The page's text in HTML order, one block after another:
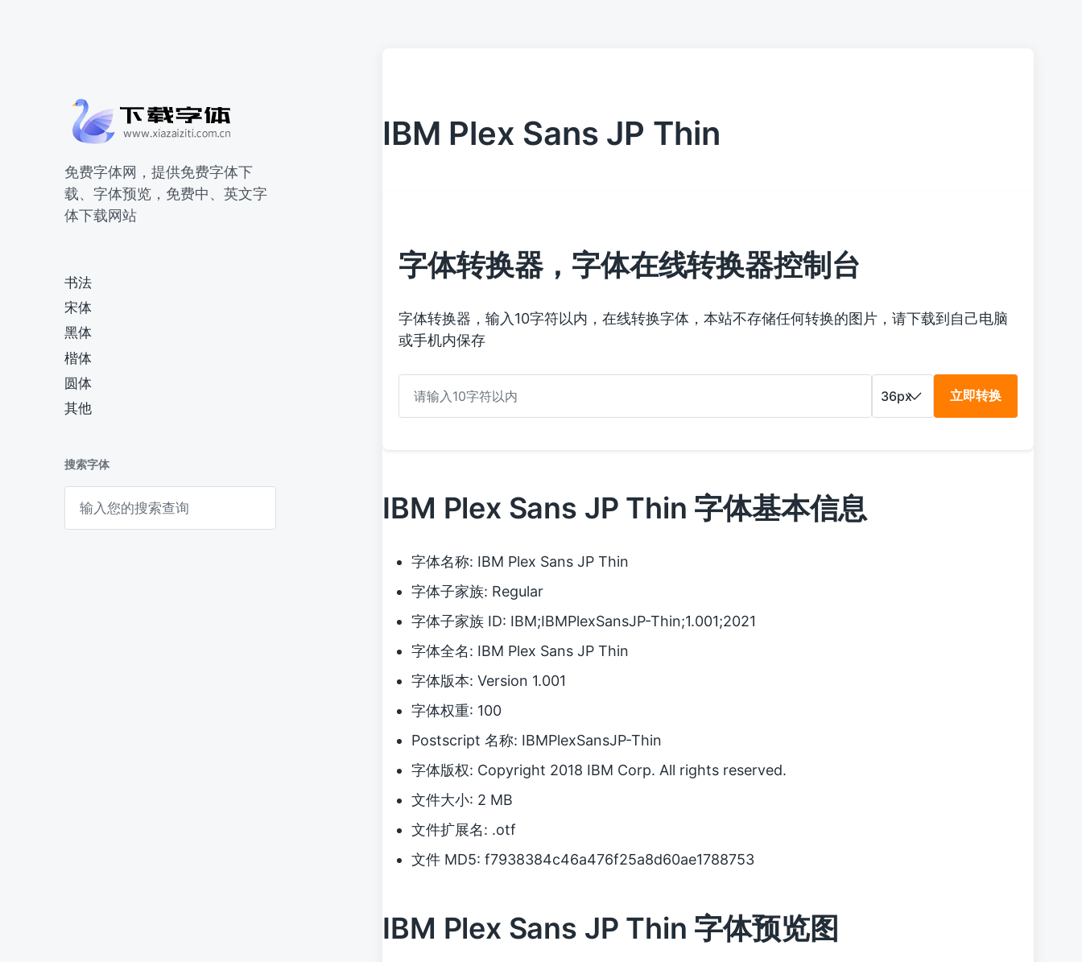
免费字体网，提供免费字体下
载、字体预览，免费中、英文字
体下载网站
书法
宋体
黑体
楷体
圆体
其他
搜索字体
IBM Plex Sans JP Thin
字体转换器，字体在线转换器控制台
字体转换器，输入10字符以内，在线转换字体，本站不存储任何转换的图片，请下载到自己电脑
或手机内保存
立即转换
IBM Plex Sans JP Thin 字体基本信息
字体名称: IBM Plex Sans JP Thin
字体子家族: Regular
字体子家族 ID: IBM;IBMPlexSansJP-Thin;1.001;2021
字体全名: IBM Plex Sans JP Thin
字体版本: Version 1.001
字体权重: 100
Postscript 名称: IBMPlexSansJP-Thin
字体版权: Copyright 2018 IBM Corp. All rights reserved.
文件大小: 2 MB
文件扩展名: .otf
文件 MD5: f7938384c46a476f25a8d60ae1788753
IBM Plex Sans JP Thin 字体预览图